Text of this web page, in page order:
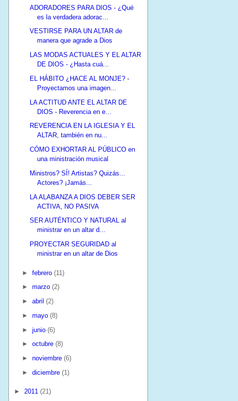
ADORADORES PARA DIOS - ¿Qué
es la verdadera adorac...
VESTIRSE PARA UN ALTAR de
manera que agrade a Dios
LAS MODAS ACTUALES Y EL ALTAR
DE DIOS - ¿Hasta cuá...
EL HÁBITO ¿HACE AL MONJE? -
Proyectamos una imagen...
LA ACTITUD ANTE EL ALTAR DE
DIOS - Reverencia en e...
REVERENCIA EN LA IGLESIA Y EL
ALTAR, también en nu...
CÓMO EXHORTAR AL PÚBLICO en
una ministración musical
Ministros? SÍ! Artistas? Quizás...
Actores? ¡Jamás...
LA ALABANZA A DIOS DEBER SER
ACTIVA, NO PASIVA
SER AUTÉNTICO Y NATURAL al
ministrar en un altar d...
PROYECTAR SEGURIDAD al
ministrar en un altar de Dios
► febrero (11)
► marzo (2)
► abril (2)
► mayo (8)
► junio (6)
► octubre (8)
► noviembre (6)
► diciembre (1)
► 2011 (21)